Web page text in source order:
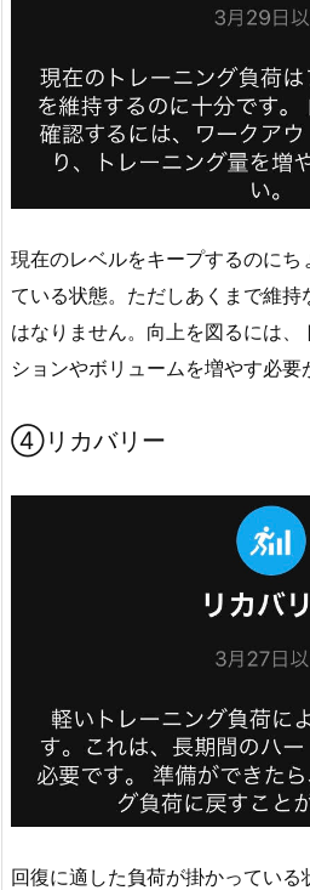
現在のレベルをキープするのにち
ている状態。ただしあくまで維持
はなりません。向上を図るには
ションやボリュームを増やす必要
④リカバリー
回復に適した負荷が掛かってい